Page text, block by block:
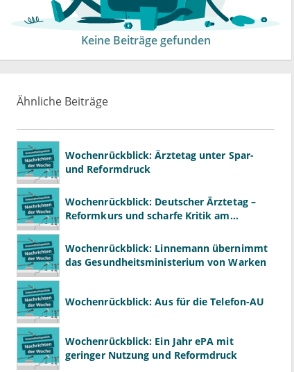
Keine Beiträge gefunden
Ähnliche Beiträge
Wochenrückblick: Ärztetag unter Spar-
und Reformdruck
Wochenrückblick: Deutscher Ärztetag –
Reformkurs und scharfe Kritik am
Wochenrückblick: Linnemann übernimmt
das Gesundheitsministerium von Warken
Wochenrückblick: Aus für die Telefon-AU
Wochenrückblick: Ein Jahr ePA mit
geringer Nutzung und Reformdruck